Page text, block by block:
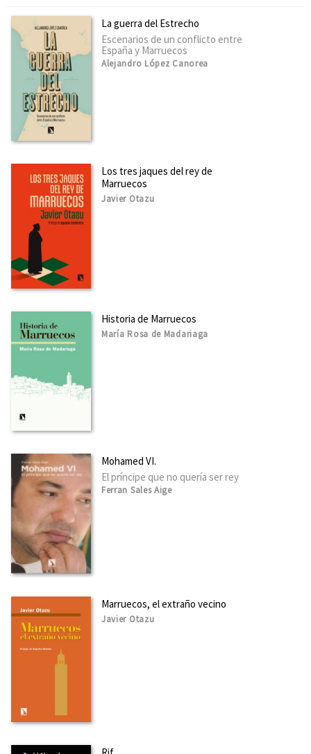
La guerra del Estrecho
Escenarios de un conflicto entre
España y Marruecos
Alejandro López Canorea
Los tres jaques del rey de
Marruecos
Javier Otazu
Historia de Marruecos
María Rosa de Madariaga
Mohamed VI.
El príncipe que no quería ser rey
Ferran Sales Aige
Marruecos, el extraño vecino
Javier Otazu